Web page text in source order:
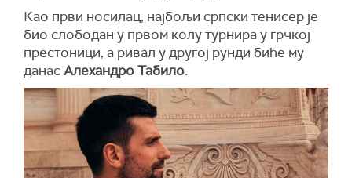
Као први носилац, најбољи српски тенисер је
био слободан у првом колу турнира у грчкој
престоници, а ривал у другој рунди биће му
данасАлехандро Табило.